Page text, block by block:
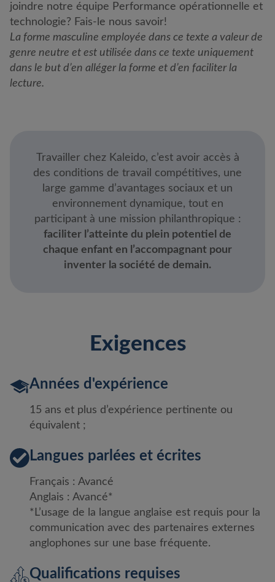
joindre notre équipe Performance opérationnelle et
technologie? Fais-le nous savoir!
La forme masculine employée dans ce texte a valeur de
genre neutre et est utilisée dans ce texte uniquement
dans le but d’en alléger la forme et d’en faciliter la
lecture.
Travailler chez Kaleido, c’est avoir accès à
des conditions de travail compétitives, une
large gamme d’avantages sociaux et un
environnement dynamique, tout en
participant à une mission philanthropique :
faciliter l’atteinte du plein potentiel de
chaque enfant en l’accompagnant pour
inventer la société de demain.
Exigences
Années d'expérience
15 ans et plus d’expérience pertinente ou
équivalent ;
Langues parlées et écrites
Français : Avancé
Anglais : Avancé*
*L’usage de la langue anglaise est requis pour la
communication avec des partenaires externes
anglophones sur une base fréquente.
Qualifications requises